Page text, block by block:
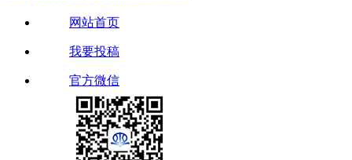
网站首页
我要投稿
官方微信